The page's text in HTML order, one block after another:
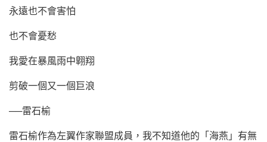
永遠也不會害怕
也不會憂愁
我愛在暴風雨中翺翔
剪破一個又一個巨浪
──雷石榆
雷石榆作為左翼作家聯盟成員，我不知道他的「海燕」有無